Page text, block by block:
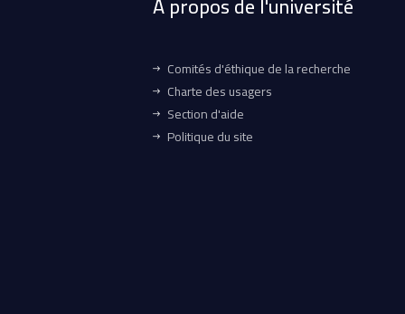
Comités d'éthique de la recherche
Charte des usagers
Section d'aide
Politique du site